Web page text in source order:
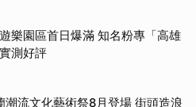
樂園區首日爆滿 知名粉專「高雄
測好評
流文化藝術祭8月登場 街頭造浪